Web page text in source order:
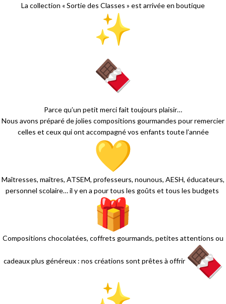
La collection « Sortie des Classes » est arrivée en boutique
Parce qu’un petit merci fait toujours plaisir…
Nous avons préparé de jolies compositions gourmandes pour remercier
celles et ceux qui ont accompagné vos enfants toute l’année
Maîtresses, maîtres, ATSEM, professeurs, nounous, AESH, éducateurs,
personnel scolaire… il y en a pour tous les goûts et tous les budgets
Compositions chocolatées, coffrets gourmands, petites attentions ou
cadeaux plus généreux : nos créations sont prêtes à offrir